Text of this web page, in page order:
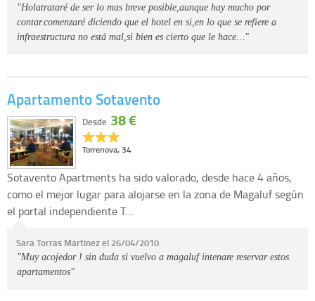
"Holatrataré de ser lo mas breve posible,aunque hay mucho por
contar.comenzaré diciendo que el hotel en si,en lo que se refiere a
infraestructura no está mal,si bien es cierto que le hace…"
Apartamento Sotavento
Torrenova, 34
Desde 38 €
Sotavento Apartments ha sido valorado, desde hace 4 años,
como el mejor lugar para alojarse en la zona de Magaluf según
el portal independiente T…
Sara Torras Martinez el 26/04/2010
"Muy acojedor ! sin duda si vuelvo a magaluf intenare reservar estos
apartamentos"